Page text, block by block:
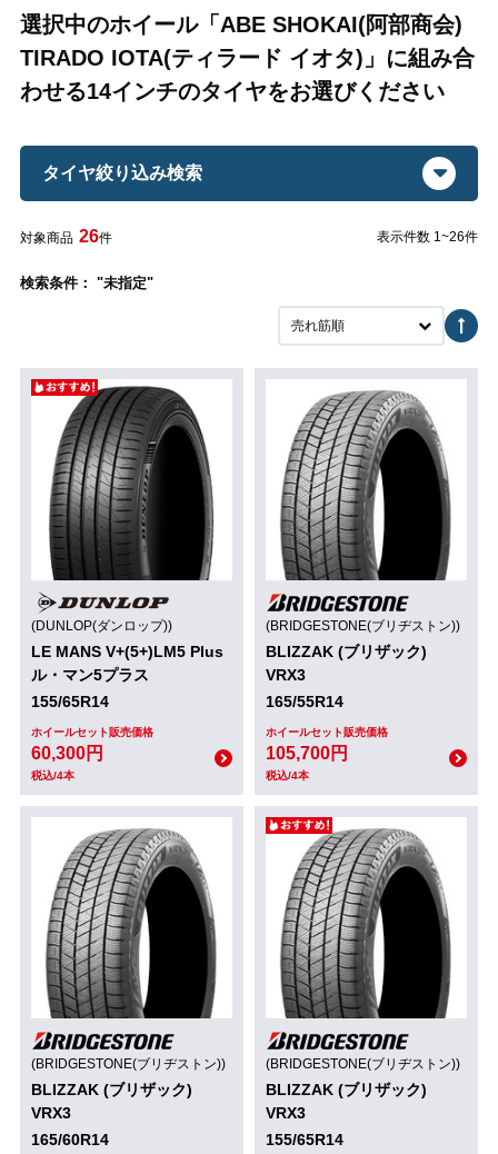
選択中のホイール「ABE SHOKAI(阿部商会)
TIRADO IOTA(ティラード イオタ)」に組み合
わせる14インチのタイヤをお選びください
タイヤ絞り込み検索
対象商品 26件 表示件数 1~26件
検索条件： "未指定"
売れ筋順
(DUNLOP(ダンロップ))
LE MANS V+(5+)LM5 Plus
ル・マン5プラス
155/65R14
ホイールセット販売価格
60,300円
税込/4本
(BRIDGESTONE(ブリヂストン))
BLIZZAK (ブリザック)
VRX3
165/55R14
ホイールセット販売価格
105,700円
税込/4本
(BRIDGESTONE(ブリヂストン))
BLIZZAK (ブリザック)
VRX3
165/60R14
(BRIDGESTONE(ブリヂストン))
BLIZZAK (ブリザック)
VRX3
155/65R14